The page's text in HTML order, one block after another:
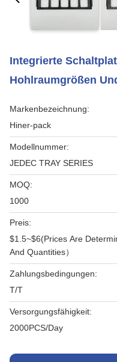
Integrierte
Hohlraumgrößen
Markenbezeichnung:
Hiner-pack
Modellnummer:
JEDEC TRAY SERIES
MOQ:
1000
Preis:
$1.5~$6(Prices Are
And Quantities）
Zahlungsbedingungen:
T/T
Versorgungsfähigkeit:
2000PCS/Day